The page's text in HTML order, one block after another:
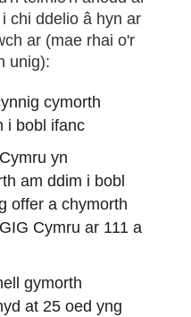
chi ddelio â hyn ar
ar (mae rhai o'r
unig):
website)
websiteCY)
cymorth
i bobl ifanc
websiteCY)
yn
am ddim i bobl
offer a chymorth
Cymru ar 111 a
websiteCY)
gymorth
at 25 oed yng